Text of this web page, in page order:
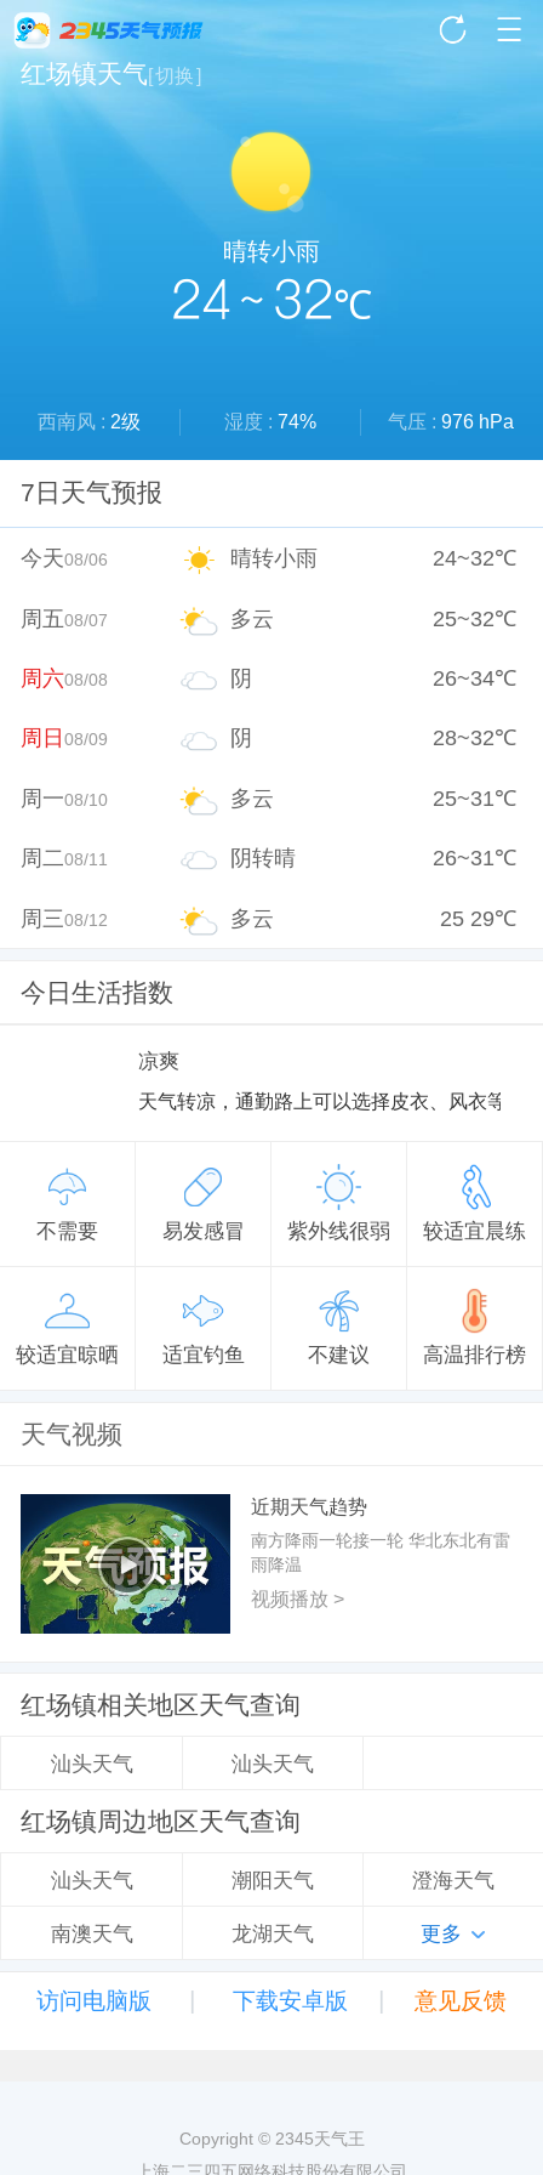
红场镇天气[切换]
晴转小雨
24 ~ 32℃
西南风 : 2级 湿度 : 74% 气压 : 976 hPa
7日天气预报
今天08/06 晴转小雨 24~32℃
周五08/07 多云 25~32℃
周六08/08 阴 26~34℃
周日08/09 阴 28~32℃
周一08/10 多云 25~31℃
周二08/11 阴转晴 26~31℃
周三08/12 多云 25 29℃
今日生活指数
凉爽
天气转凉，通勤路上可以选择皮衣、风衣等防
不需要 易发感冒 紫外线很弱 较适宜晨练
较适宜晾晒 适宜钓鱼 不建议 高温排行榜
天气视频
近期天气趋势
南方降雨一轮接一轮 华北东北有雷
雨降温
视频播放 >
红场镇相关地区天气查询
汕头天气 汕头天气
红场镇周边地区天气查询
汕头天气 潮阳天气 澄海天气
南澳天气 龙湖天气 更多
访问电脑版 | 下载安卓版 | 意见反馈
Copyright © 2345天气王